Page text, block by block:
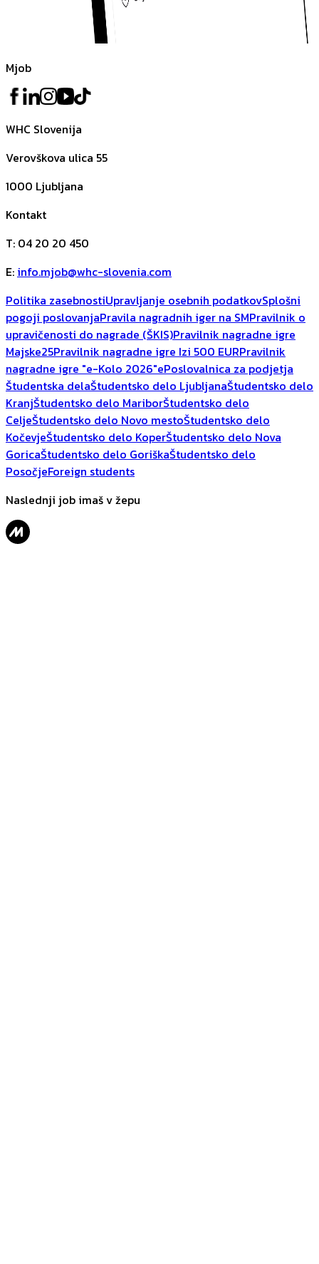
Mjob
WHC Slovenija
Verovškova ulica 55
1000 Ljubljana
Kontakt
T: 04 20 20 450
E: info.mjob@whc-slovenia.com
Politika zasebnostiUpravljanje osebnih podatkovSplošni
pogoji poslovanjaPravila nagradnih iger na SMPravilnik o
upravičenosti do nagrade (ŠKIS)Pravilnik nagradne igre
Majske25Pravilnik nagradne igre Izi 500 EURPravilnik
nagradne igre "e-Kolo 2026"ePoslovalnica za podjetja
Študentska delaŠtudentsko delo LjubljanaŠtudentsko delo
KranjŠtudentsko delo MariborŠtudentsko delo
CeljeŠtudentsko delo Novo mestoŠtudentsko delo
KočevjeŠtudentsko delo KoperŠtudentsko delo Nova
GoricaŠtudentsko delo GoriškaŠtudentsko delo
PosočjeForeign students
Naslednji job imaš v žepu